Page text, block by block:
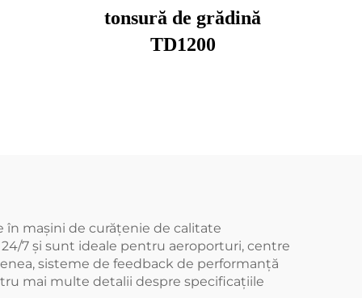
tonsură de grădină
TD1200
mașini de curățenie de calitate
7 și sunt ideale pentru aeroporturi, centre
sisteme de feedback de performanță
mai multe detalii despre specificațiile